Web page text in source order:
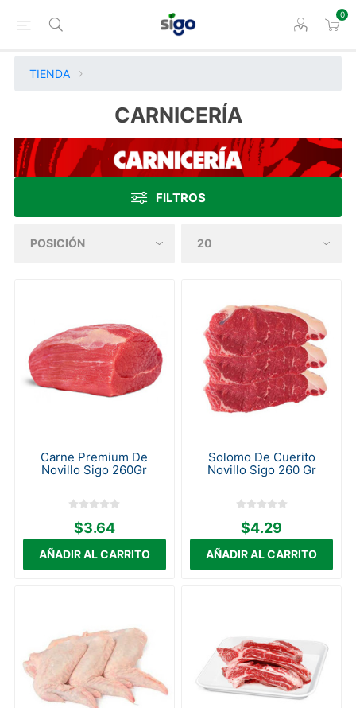
0
TIENDA
CARNICERÍA
FILTROS
Carne Premium De
Novillo Sigo 260Gr
$3.64
Solomo De Cuerito
Novillo Sigo 260 Gr
$4.29